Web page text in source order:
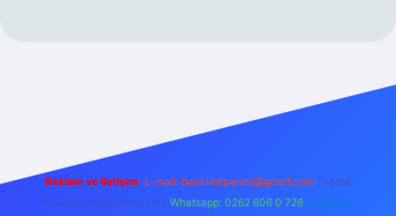
Reklam ve İletişim: E-mail: backlinkpaneli@gmail.com Teams:
forumhizmeti@gmail.com Whatsapp: 0262 606 0 726 Telegram: